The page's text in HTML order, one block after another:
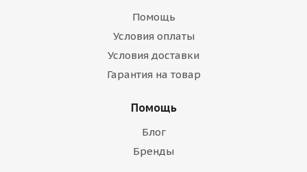
Помощь
Условия оплаты
Условия доставки
Гарантия на товар
Помощь
Блог
Бренды